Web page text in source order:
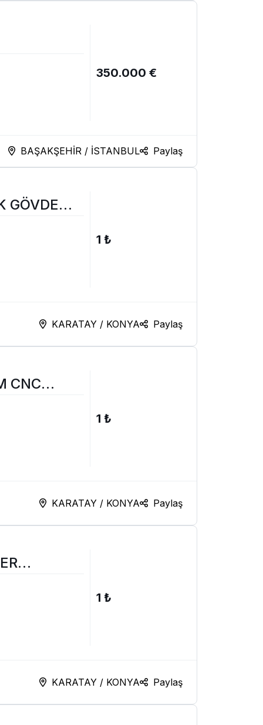
350.000 €
BAŞAKŞEHİR / İSTANBUL Paylaş
GÖVDE
1 ₺
KARATAY / KONYA Paylaş
CNC
1 ₺
KARATAY / KONYA Paylaş
SIFIR
1 ₺
KARATAY / KONYA Paylaş